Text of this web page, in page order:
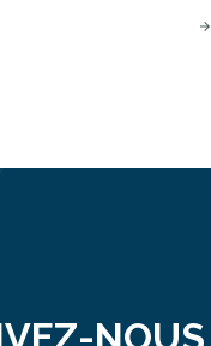
arrow_forward